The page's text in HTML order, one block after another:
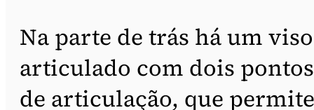
Na parte de trás há um
articulado com dois pontos
de articulação, que permite